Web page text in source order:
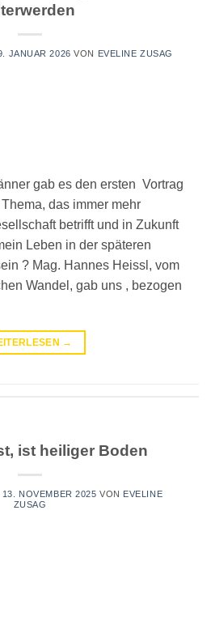
JANUAR 2026 VON EVELINE ZUSAG
gab es den ersten Vortrag
das immer mehr
betrifft und in Zukunft
Leben in der späteren
? Mag. Hannes Heissl, vom
Wandel, gab uns , bezogen
→
ist heiliger Boden
13. NOVEMBER 2025 VON EVELINE
ZUSAG